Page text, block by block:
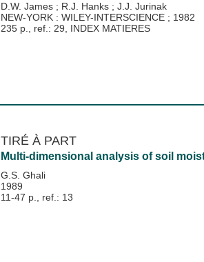
D.W. James ; R.J. Hanks ; J.J. Jurinak
NEW-YORK : WILEY-INTERSCIENCE ; 1982
235 p., ref.: 29, INDEX MATIERES
TIRÉ À PART
Multi-dimensional analysis of soil
G.S. Ghali
1989
11-47 p., ref.: 13